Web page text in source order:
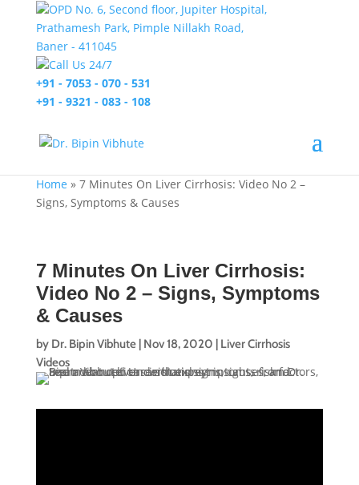
OPD No. 6, Second floor, Jupiter Hospital,
Prathamesh Park, Pimple Nillakh Road,
Baner - 411045
Call Us 24/7
+91 - 7053 - 070 - 531
+91 - 9321 - 083 - 108
Home » 7 Minutes On Liver Cirrhosis: Video No 2 –
Signs, Symptoms & Causes
7 Minutes On Liver Cirrhosis:
Video No 2 – Signs, Symptoms
& Causes
by Dr. Bipin Vibhute| Nov 18, 2020 | Liver Cirrhosis
Videos